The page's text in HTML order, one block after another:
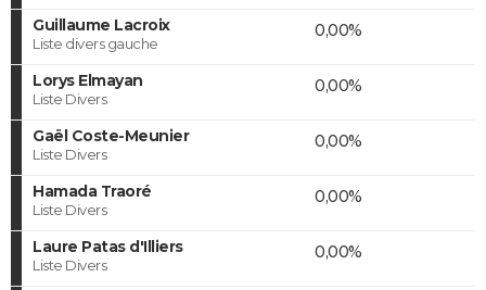
Guillaume Lacroix
Liste divers gauche
0,00%
Lorys Elmayan
Liste Divers
0,00%
Gaël Coste-Meunier
Liste Divers
0,00%
Hamada Traoré
Liste Divers
0,00%
Laure Patas d'Illiers
Liste Divers
0,00%